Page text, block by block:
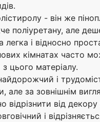
- він же
поліуретану, але
легка і відносно
кімнатах часто
з цього матеріалу.
і
але за зовнішнім
відрізнити від
і